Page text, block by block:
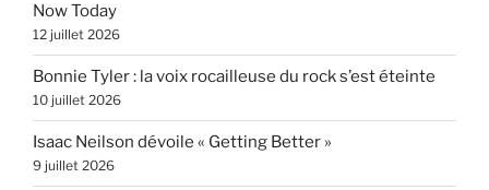
Now Today
12 juillet 2026
Bonnie Tyler : la voix rocailleuse du rock s’est éteinte
10 juillet 2026
Isaac Neilson dévoile « Getting Better »
9 juillet 2026